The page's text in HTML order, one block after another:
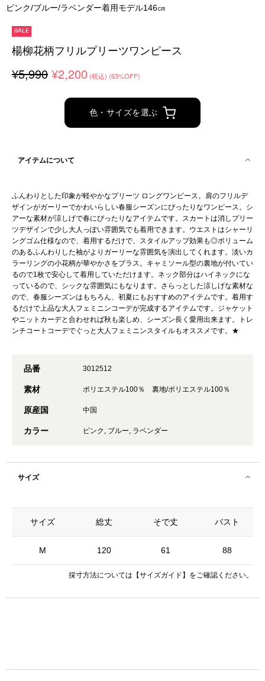
ピンク/ブルー/ラベンダー着用モデル146㎝
SALE
楊柳花柄フリルプリーツワンピース
¥5,990 ¥2,200 (税込) (63%OFF)
色・サイズを選ぶ
アイテムについて
ふんわりとした印象が軽やかなプリーツ ロングワンピース。肩のフリルデ
ザインがガーリーでかわいらしい春服シーズンにぴったりなワンピース。シ
アーな素材が涼しげで春にぴったりなアイテムです。スカートは消しプリー
ツデザインで少し大人っぽい雰囲気でも着用できます。ウエストはシャーリ
ングゴム仕様なので、着用するだけで、スタイルアップ効果も◎ボリューム
のあるふんわりした袖がよりガーリーな雰囲気を演出してくれます。淡いカ
ラーリングの小花柄が華やかさをプラス。キャミソール型の裏地が付いてい
るので1枚で安心して着用していただけます。ネック部分はハイネックにな
っているので、シックな雰囲気にもなります。さらっとした涼しげな素材な
ので、春服シーズンはもちろん、初夏にもおすすめのアイテムです。着用す
るだけで上品な大人フェミニンコーデが完成するアイテムです。ジャケット
やニットカーデと合わせれば秋も楽しめ、シーズン長く愛用出来ます。トレ
ンチコートコーデでぐっと大人フェミニンスタイルもオススメです。★
品番 3012512
素材 ポリエステル100％ 裏地/ポリエステル100％
原産国 中国
カラー ピンク, ブルー, ラベンダー
サイズ
サイズ
M
総丈 そで丈 バスト
120 61 88
採寸方法については 【サイズガイド】 をご確認ください。